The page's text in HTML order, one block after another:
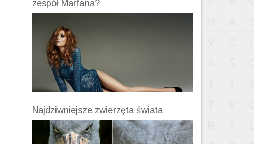
zespół Marfana?
Najdziwniejsze zwierzęta świata